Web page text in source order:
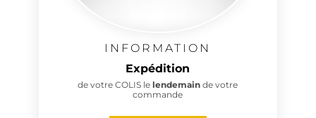
INFORMATION
Expédition
de votre COLIS lelendemainde votre
commande